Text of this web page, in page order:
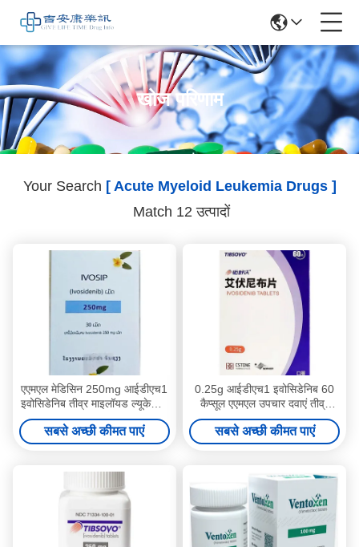
खोज परिणाम
Your Search [ Acute Myeloid Leukemia Drugs ]
Match 12 उत्पादों
एएमएल मेडिसिन 250mg आईडीएच1
इवोसिडेनिब तीव्र माइलॉयड ल्यूकेमिया
दवाएं
सबसे अच्छी कीमत पाएं
0.25g आईडीएच1 इवोसिडेनिब 60
कैप्सूल एएमएल उपचार दवाएं तीव्र
माइलॉयड ल्यूकेमिया के लिए
सबसे अच्छी कीमत पाएं